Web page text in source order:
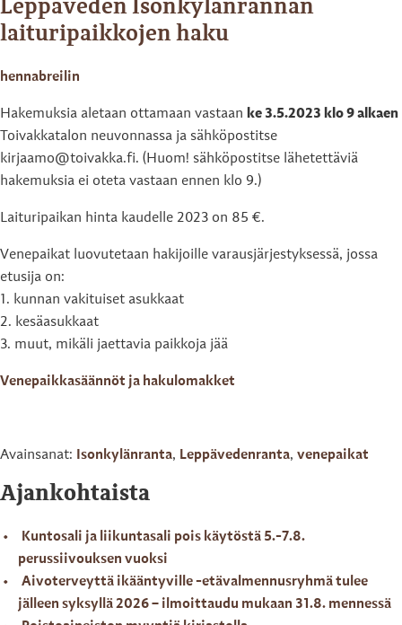
Leppäveden Isonkylänrannan
laituripaikkojen haku
hennabreilin
Hakemuksia aletaan ottamaan vastaan ke 3.5.2023 klo 9 alkaen
Toivakkatalon neuvonnassa ja sähköpostitse
kirjaamo@toivakka.fi. (Huom! sähköpostitse lähetettäviä
hakemuksia ei oteta vastaan ennen klo 9.)
Laituripaikan hinta kaudelle 2023 on 85 €.
Venepaikat luovutetaan hakijoille varausjärjestyksessä, jossa
etusija on:
1. kunnan vakituiset asukkaat
2. kesäasukkaat
3. muut, mikäli jaettavia paikkoja jää
Venepaikkasäännöt ja hakulomakket
Avainsanat: Isonkylänranta, Leppävedenranta, venepaikat
Ajankohtaista
Kuntosali ja liikuntasali pois käytöstä 5.-7.8.
perussiivouksen vuoksi
Aivoterveyttä ikääntyville -etävalmennusryhmä tulee
jälleen syksyllä 2026 – ilmoittaudu mukaan 31.8. mennessä